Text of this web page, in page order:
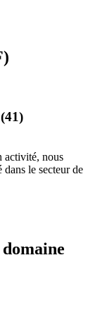
activité, nous
le secteur de